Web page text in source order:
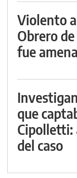
Violento
Obrero
fue
que
Cipolletti:
del caso